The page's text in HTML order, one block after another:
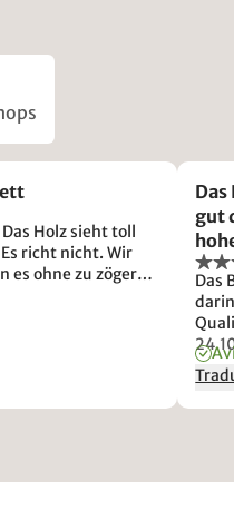
Holz sieht toll
richt nicht. Wir
es ohne zu zögern
gut
Das
nur